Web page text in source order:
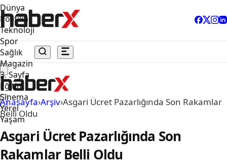
Dünya
Politika
Teknoloji
Spor
Sağlık
Magazin
3. Sayfa
Eğitim
Sinema
Yerel
Yaşam
Anasayfa›Arşiv›Asgari Ücret Pazarlığında Son Rakamlar
Belli Oldu
Asgari Ücret Pazarlığında Son
Rakamlar Belli Oldu